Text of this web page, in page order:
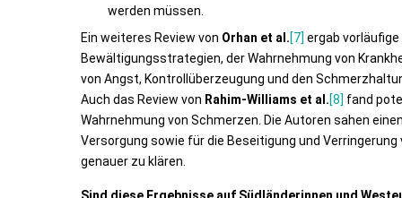
werden müssen.
Ein weiteres Review von Orhan et al.[7] ergab
Bewältigungsstrategien, der Wahrnehmung von
von Angst, Kontrollüberzeugung und den
Auch das Review von Rahim-Williams et al.[8] fand
Wahrnehmung von Schmerzen. Die Autoren sahen
Versorgung sowie für die Beseitigung und
genauer zu klären.